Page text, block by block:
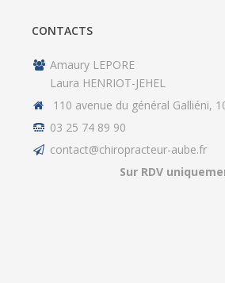
CONTACTS
Amaury LEPORE
Laura HENRIOT-JEHEL
110 avenue du général Galliéni,
03 25 74 89 90
contact@chiropracteur-aube.fr
Sur RDV